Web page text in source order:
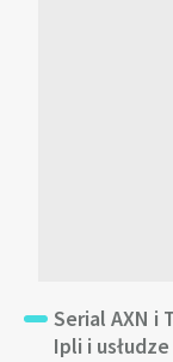
Serial AXN i
Ipli i